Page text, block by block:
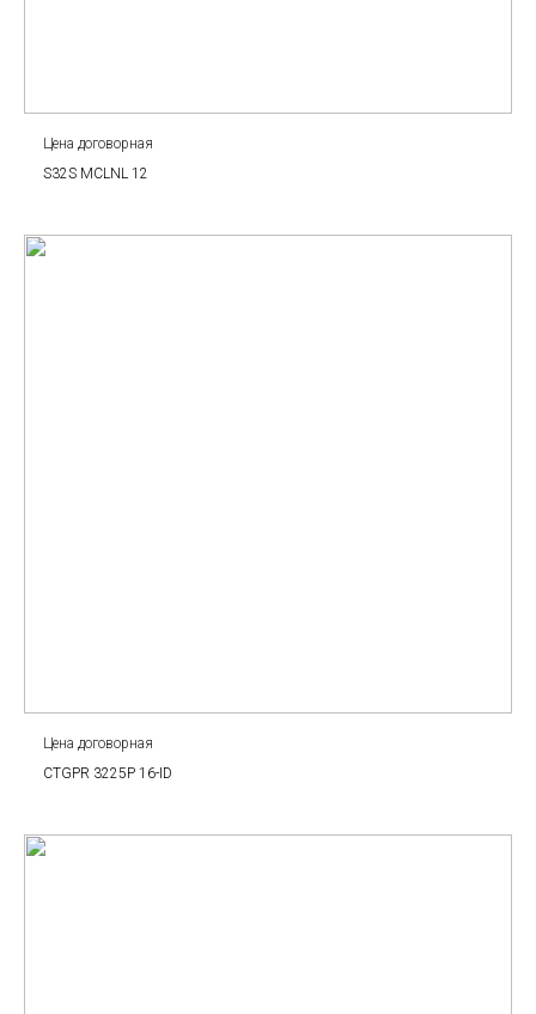
Цена договорная
S32S MCLNL 12
Цена договорная
CTGPR 3225P 16-ID